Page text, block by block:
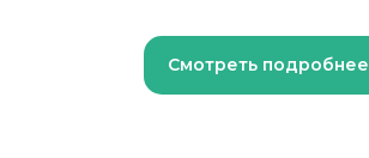
Смотреть подробнее